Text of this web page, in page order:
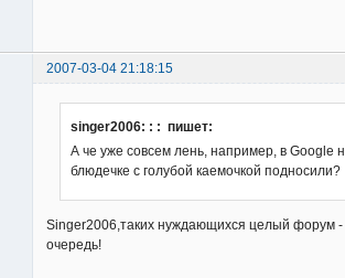
2007-03-04 21:18:15
singer2006: : : пишет:
А че уже совсем лень, например, в Google
блюдечке с голубой каемочкой подносили?
Singer2006,таких нуждающихся целый форум -
очередь!